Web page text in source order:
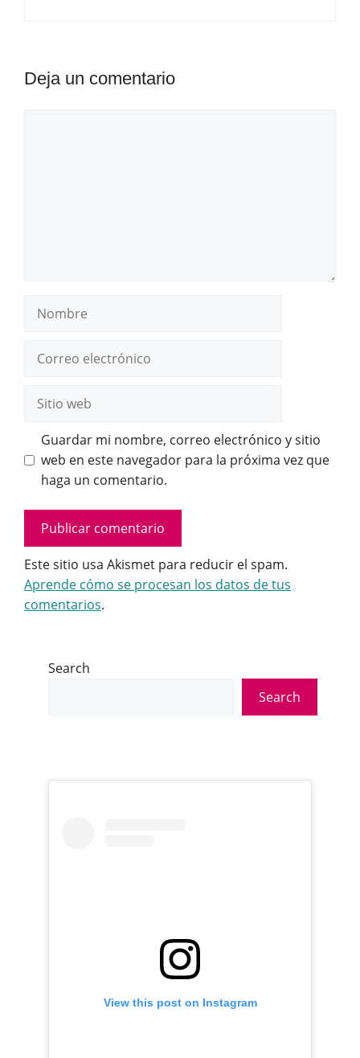
Deja un comentario
Nombre
electrónico
web
Guardar mi nombre, correo electrónico y sitio
web en este navegador para la próxima vez que
haga un comentario.
Este sitio usa Akismet para reducir el spam.
Aprende cómo se procesan los datos de tus
comentarios.
Search
Search
View this post on Instagram